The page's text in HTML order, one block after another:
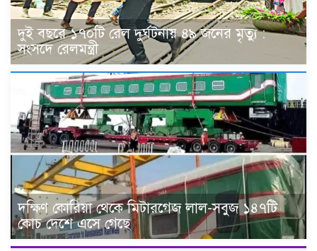
দুই বছরে ১৭০টি রেল দুর্ঘটনায় ৪৯ জনের মৃত্যু :
সংসদে রেলমন্ত্রী
দক্ষিণ কোরিয়া থেকে মিটারগেজ লাল-সবুজ ১৪৭টি
কোচ দেশে এসে গেছে